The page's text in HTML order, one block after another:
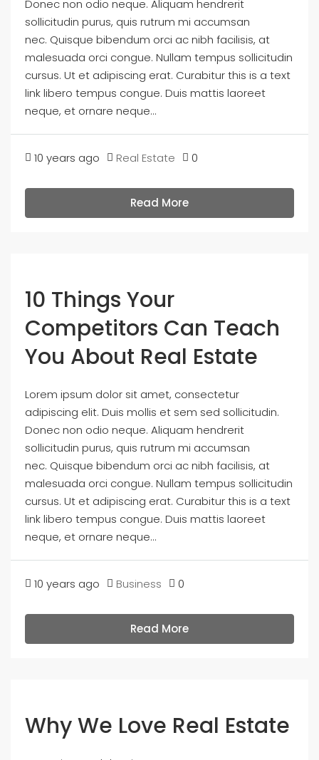
Donec non odio neque. Aliquam hendrerit
sollicitudin purus, quis rutrum mi accumsan
nec. Quisque bibendum orci ac nibh facilisis, at
malesuada orci congue. Nullam tempus sollicitudin
cursus. Ut et adipiscing erat. Curabitur this is a text
link libero tempus congue. Duis mattis laoreet
neque, et ornare neque...
10 years ago Real Estate 0
Read More
10 Things Your
Competitors Can Teach
You About Real Estate
Lorem ipsum dolor sit amet, consectetur
adipiscing elit. Duis mollis et sem sed sollicitudin.
Donec non odio neque. Aliquam hendrerit
sollicitudin purus, quis rutrum mi accumsan
nec. Quisque bibendum orci ac nibh facilisis, at
malesuada orci congue. Nullam tempus sollicitudin
cursus. Ut et adipiscing erat. Curabitur this is a text
link libero tempus congue. Duis mattis laoreet
neque, et ornare neque...
10 years ago Business 0
Read More
Why We Love Real Estate